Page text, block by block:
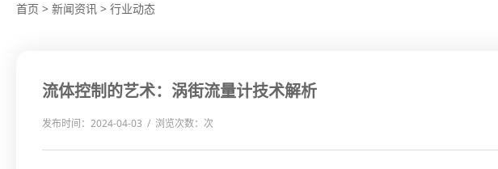
首页 > 新闻资讯 > 行业动态
流体控制的艺术：涡街流量计技术解析
发布时间：2024-04-03 / 浏览次数： 次